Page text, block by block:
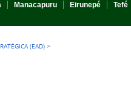
Manacapuru Eirunepé Tefé
(EAD) >